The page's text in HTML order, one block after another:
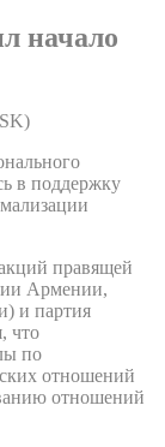
начало
в поддержку
правящей
Армении,
и партия
что
по
отношений
отношений